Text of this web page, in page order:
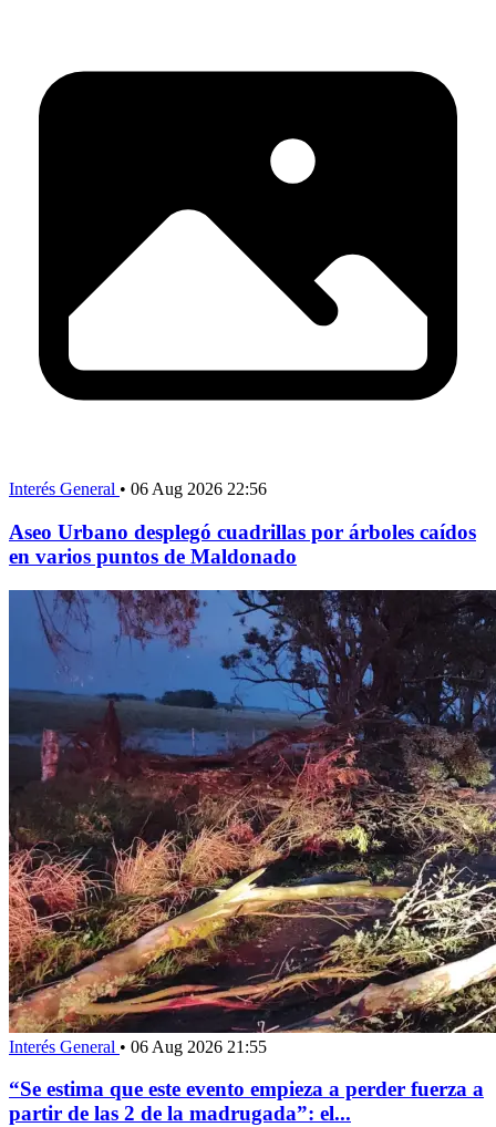
Interés General • 06 Aug 2026 22:56
Aseo Urbano desplegó cuadrillas por árboles caídos
en varios puntos de Maldonado
Interés General • 06 Aug 2026 21:55
“Se estima que este evento empieza a perder fuerza a
partir de las 2 de la madrugada”: el...